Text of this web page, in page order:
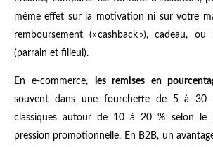
même effet sur la motivation ni sur votre
remboursement (« cashback »), cadeau,
(parrain et filleul).
En e-commerce, les remises en
souvent dans une fourchette de 5 à 30
classiques autour de 10 à 20 % selon le
pression promotionnelle. En B2B, un